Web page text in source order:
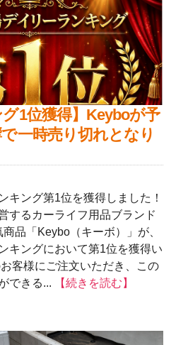
グ1位獲得】Keyboが予
一時売り切れとなり
キング第1位を獲得しました！
するカーライフ用品ブランド
商品「Keybo（キーボ）」が、
キングにおいて第1位を獲得い
客様にご注文いただき、この
できる...
【続きを読む】